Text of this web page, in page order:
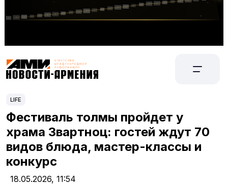
LIFE
Фестиваль толмы пройдет у
храма Звартноц: гостей ждут 70
видов блюда, мастер-классы и
конкурс
18.05.2026, 11:54